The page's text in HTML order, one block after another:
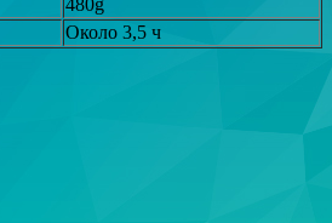
Около 3,5 ч